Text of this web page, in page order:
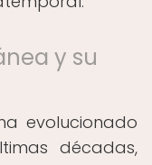
y su
evolucionado
décadas,